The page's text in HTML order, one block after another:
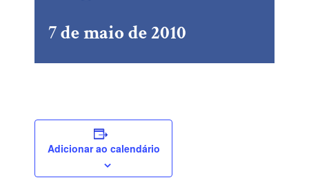
7 de maio de 2010
Adicionar ao calendário